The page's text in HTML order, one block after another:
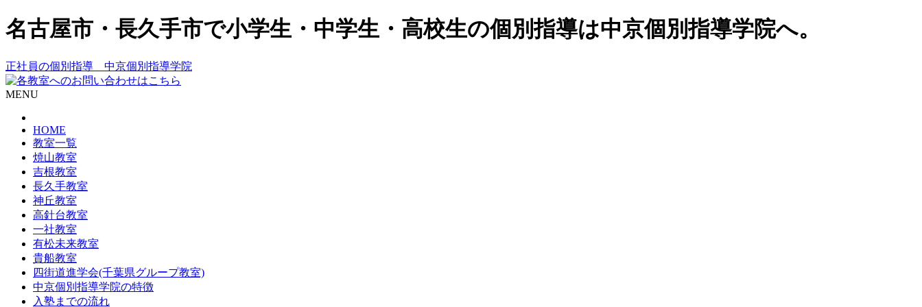
名古屋市・長久手市で小学生・中学生・高校生の個別指導は中京個別指導学院へ。
正社員の個別指導 中京個別指導学院
MENU
HOME
教室一覧
焼山教室
吉根教室
長久手教室
神丘教室
高針台教室
一社教室
有松未来教室
貴船教室
四街道進学会(千葉県グループ教室)
中京個別指導学院の特徴
入塾までの流れ